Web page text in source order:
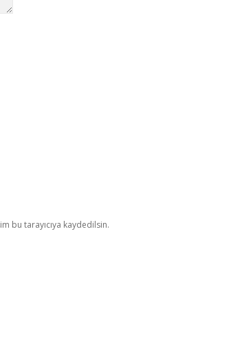
bu tarayıcıya kaydedilsin.